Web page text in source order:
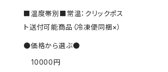
■温度帯別■常温：クリックポス
ト送付可能商品（冷凍便同梱×）
●価格から選ぶ●
10000円